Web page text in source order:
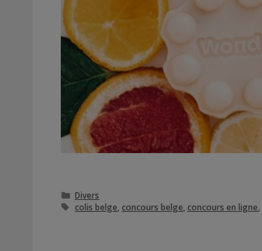
Catégories
Divers
Étiquettes
colis belge concours belge concours en ligne